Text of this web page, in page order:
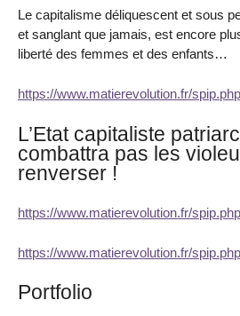
Le capitalisme déliquescent et sous
et sanglant que jamais, est encore
liberté des femmes et des enfants…
https://www.matierevolution.fr/
L’Etat capitaliste
combattra pas les
renverser !
https://www.matierevolution.fr/
https://www.matierevolution.fr/
Portfolio